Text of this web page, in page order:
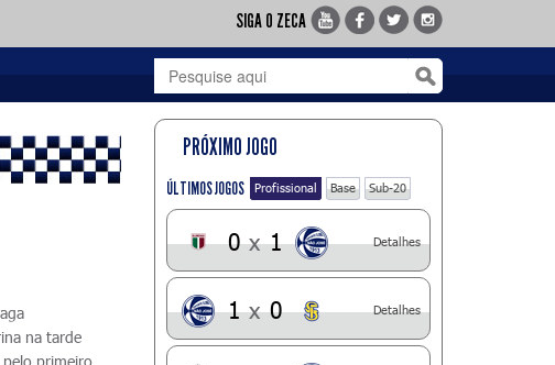
SIGA O ZECA
na tarde
pelo primeiro
PRÓXIMO JOGO
ÚLTIMOS JOGOS Profissional Base Sub-20
0 x 1 Detalhes
1 x 0 Detalhes